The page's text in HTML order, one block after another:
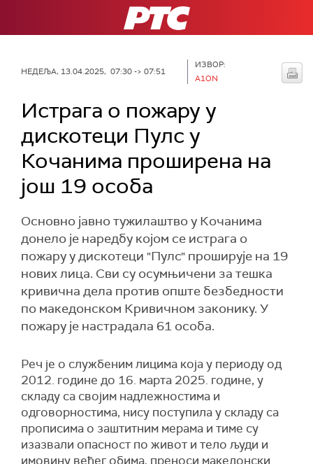
РТС
НЕДЕЉА, 13.04.2025, 07:30 -> 07:51
ИЗВОР:
A1ON
Истрага о пожару у
дискотеци Пулс у
Кочанима проширена на
још 19 особа
Основно јавно тужилаштво у Кочанима
донело је наредбу којом се истрага о
пожару у дискотеци "Пулс" проширује на 19
нових лица. Сви су осумњичени за тешка
кривична дела против опште безбедности
по македонском Кривичном законику. У
пожару је настрадала 61 особа.
Реч је о службеним лицима која у периоду од
2012. године до 16. марта 2025. године, у
складу са својим надлежностима и
одговорностима, нису поступила у складу са
прописима о заштитним мерама и тиме су
изазвали опасност по живот и тело људи и
имовину већег обима, преноси македонски